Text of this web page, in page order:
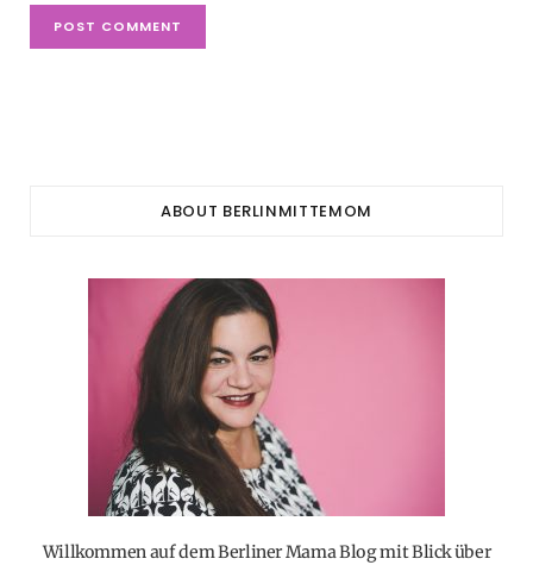
ABOUT BERLINMITTEMOM
Willkommen auf dem Berliner Mama Blog mit Blick über